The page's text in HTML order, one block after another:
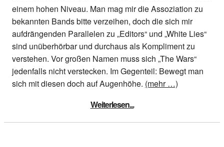
einem hohen Niveau. Man mag mir die Assoziation zu
bekannten Bands bitte verzeihen, doch die sich mir
aufdrängenden Parallelen zu „Editors“ und „White Lies“
sind unüberhörbar und durchaus als Kompliment zu
verstehen. Vor großen Namen muss sich „The Wars“
jedenfalls nicht verstecken. Im Gegenteil: Bewegt man
sich mit diesen doch auf Augenhöhe. (mehr …)
Weiterlesen...